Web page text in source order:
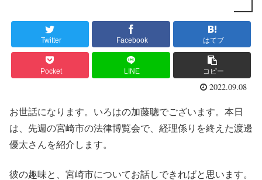
Twitter Facebook はてブ
Pocket LINE コピー
2022.09.08
お世話になります。いろはの加藤聰でございます。本日
は、先週の宮崎市の法律博覧会で、経理係りを終えた渡邊
優太さんを紹介します。
彼の趣味と、宮崎市についてお話しできればと思います。